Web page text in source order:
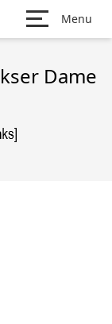
Menu
Dame